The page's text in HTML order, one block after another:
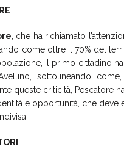
, che ha richiamato
come oltre il 70% del
il primo cittadino
sottolineando
queste criticità, Pescatore
e opportunità, che deve